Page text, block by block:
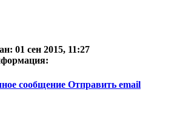
01 сен 2015, 11:27
сообщение Отправить email